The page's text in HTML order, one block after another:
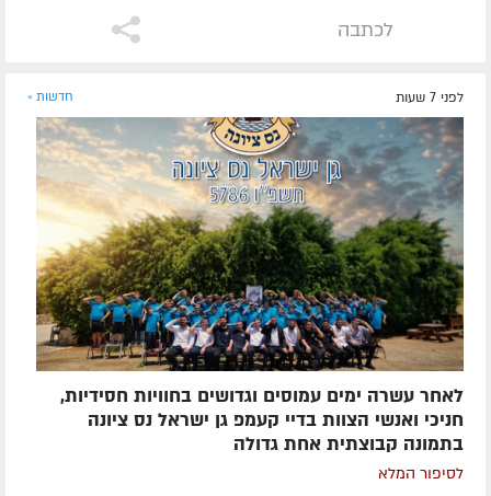
לכתבה
לפני 7 שעות חדשות »
לאחר עשרה ימים עמוסים וגדושים בחוויות חסידיות,
חניכי ואנשי הצוות בדיי קעמפ גן ישראל נס ציונה
בתמונה קבוצתית אחת גדולה
לסיפור המלא